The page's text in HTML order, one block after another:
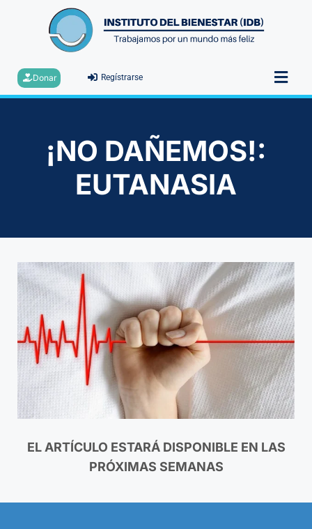
Donar Regístrarse
¡NO DAÑEMOS!:
EUTANASIA
EL ARTÍCULO ESTARÁ DISPONIBLE EN LAS
PRÓXIMAS SEMANAS